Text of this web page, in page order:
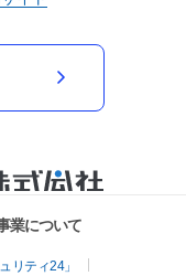
業について
リティ24」